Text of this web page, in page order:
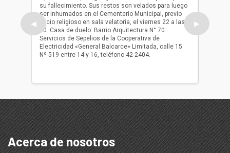
◀
su fallecimiento. Sus restos son velados para luego
ser inhumados en el Cementerio Municipal, previo
oficio religioso en sala velatoria, el viernes 22 a las
10. Casa de duelo: Barrio Arquitectura N° 70.
Servicios de Sepelios de la Cooperativa de
Electricidad «General Balcarce» Limitada, calle 15
Nº 519 entre 14 y 16, teléfono 42-2404.
ser
oficio
▶
Acerca de nosotros